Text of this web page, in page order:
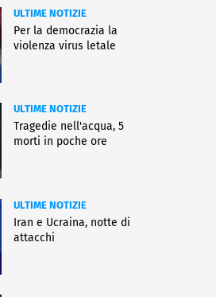
ULTIME NOTIZIE
Per la democrazia la
violenza virus letale
ULTIME NOTIZIE
Tragedie nell'acqua, 5
morti in poche ore
ULTIME NOTIZIE
Iran e Ucraina, notte di
attacchi